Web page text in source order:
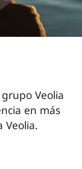
Veolia
en más
Veolia.